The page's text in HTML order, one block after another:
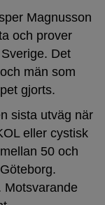
Magnusson
och prover
Det
män som
gjorts.
sista utväg när
eller cystisk
50 och
Motsvarande